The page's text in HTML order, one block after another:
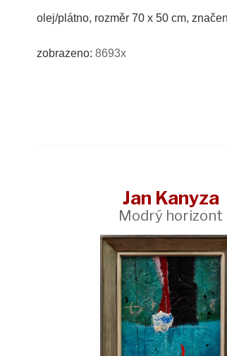
olej/plátno, rozměr 70 x 50 cm,
zobrazeno: 8693x
Jan Kanyza
Modrý horizont